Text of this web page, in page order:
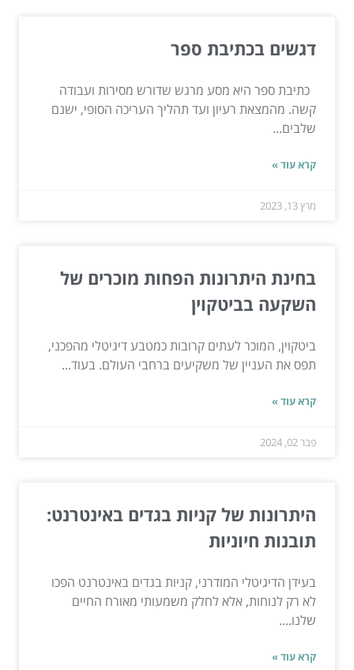
דגשים בכתיבת ספר
כתיבת ספר היא מסע מרגש שדורש מסירות ועבודה
קשה. מהמצאת רעיון ועד תהליך העריכה הסופי, ישנם
שלבים...
קרא עוד »
מרץ 13, 2023
בחינת היתרונות הפחות מוכרים של
השקעה בביטקוין
ביטקוין, המוכר לעתים קרובות כמטבע דיגיטלי מהפכני,
תפס את העניין של משקיעים ברחבי העולם. בעוד...
קרא עוד »
פבר 02, 2024
היתרונות של קניות בגדים באינטרנט:
תובנות חיוניות
בעידן הדיגיטלי המודרני, קניות בגדים באינטרנט הפכו
לא רק לנוחות, אלא לחלק משמעותי מאורח החיים
שלנו....
קרא עוד »